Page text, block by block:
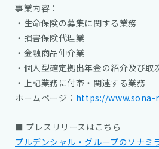
事業内容：
・生命保険の募集に関する業務
・損害保険代理業
・金融商品仲介業
・個人型確定拠出年金の紹介及び取
・上記業務に付帯・関連する業務
ホームページ： https://www.sona-
■ プレスリリースはこちら
プルデンシャル・グループのソナミ